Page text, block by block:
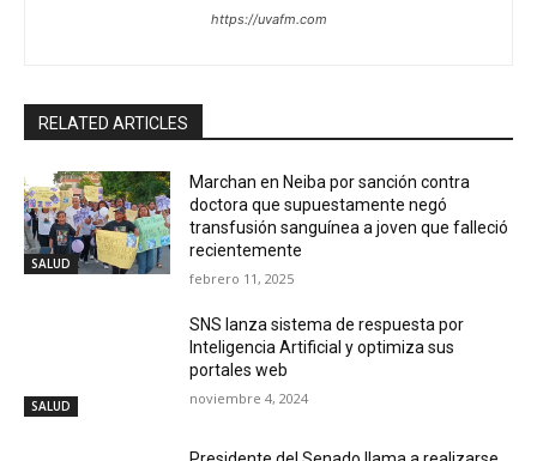
https://uvafm.com
RELATED ARTICLES
SALUD
Marchan en Neiba por sanción contra
doctora que supuestamente negó
transfusión sanguínea a joven que falleció
recientemente
febrero 11, 2025
SALUD
SNS lanza sistema de respuesta por
Inteligencia Artificial y optimiza sus
portales web
noviembre 4, 2024